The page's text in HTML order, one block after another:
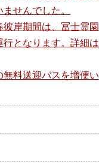
せんでした。
岸期間は、冨士霊園
となります。詳細は
料送迎バスを増便い